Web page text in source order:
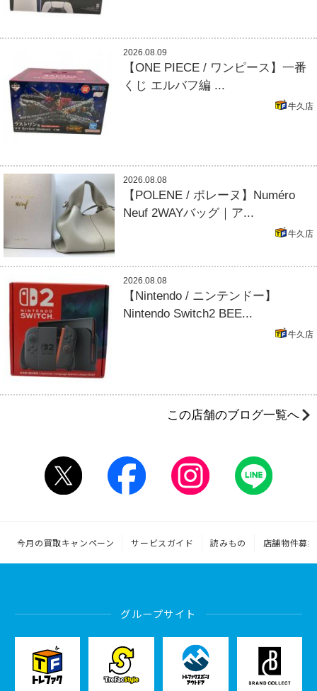
2026.08.09
【ONE PIECE / ワンピース】一番
くじ エルバフ編 ...
牛久店
2026.08.08
【POLENE / ポレーヌ】Numéro
Neuf 2WAYバッグ｜ア...
牛久店
2026.08.08
【Nintendo / ニンテンドー】
Nintendo Switch2 BEE...
牛久店
この店舗のブログ一覧へ
今月の買取キャンペーン サービスガイド 読みもの 店舗物件募集
グループサイト